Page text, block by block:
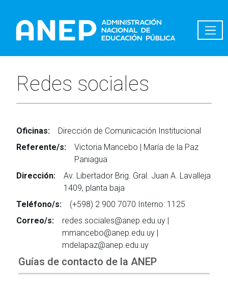
Redes sociales
Oficinas:
Dirección de Comunicación Institucional
Referente/s:
Victoria Mancebo | María de la Paz
Paniagua
Dirección:
Av. Libertador Brig. Gral. Juan A. Lavalleja
1409, planta baja
Teléfono/s:
(+598) 2 900 7070 Interno: 1125
Correo/s:
redes.sociales@anep.edu.uy |
mmancebo@anep.edu.uy |
mdelapaz@anep.edu.uy
Guías de contacto de la ANEP